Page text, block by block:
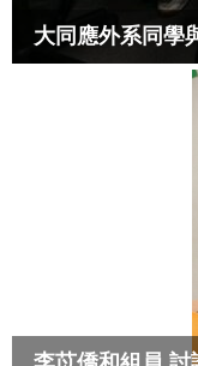
大同應外系同學